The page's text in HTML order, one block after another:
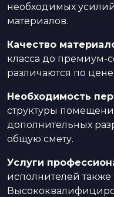
необходимых
материалов.
Качество
класса до премиум-
различаются по
Необходимость
структуры
дополнительных
общую смету.
Услуги
исполнителей